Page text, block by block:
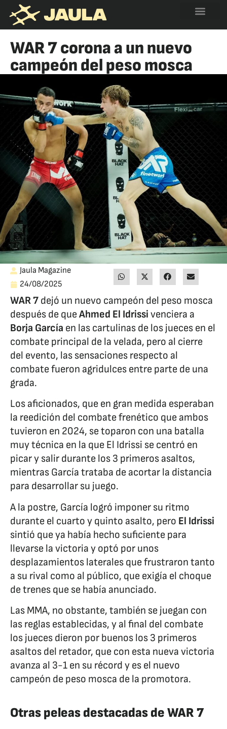
WAR 7 corona a un nuevo
campeón del peso mosca
Jaula Magazine
24/08/2025
WAR 7 dejó un nuevo campeón del peso mosca
después de queAhmed El Idrissi venciera a
Borja García en las cartulinas de los jueces en el
combate principal de la velada, pero al cierre
del evento, las sensaciones respecto al
combate fueron agridulces entre parte de una
grada.
Los aficionados, que en gran medida esperaban
la reedición del combate frenético que ambos
tuvieron en 2024, se toparon con una batalla
muy técnica en la que El Idrissi se centró en
picar y salir durante los 3 primeros asaltos,
mientras García trataba de acortar la distancia
para desarrollar su juego.
A la postre, García logró imponer su ritmo
durante el cuarto y quinto asalto, pero El Idrissi
sintió que ya había hecho suficiente para
llevarse la victoria y optó por unos
desplazamientos laterales que frustraron tanto
a su rival como al público, que exigía el choque
de trenes que se había anunciado.
Las MMA, no obstante, también se juegan con
las reglas establecidas, y al final del combate
los jueces dieron por buenos los 3 primeros
asaltos del retador, que con esta nueva victoria
avanza al 3-1 en su récord y es el nuevo
campeón de peso mosca de la promotora.
Otras peleas destacadas de WAR 7